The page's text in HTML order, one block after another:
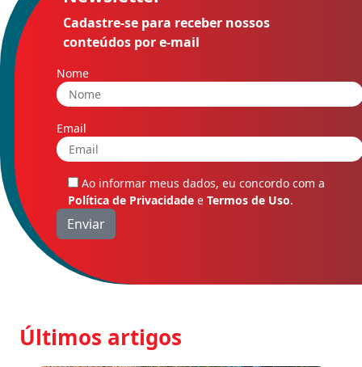
Cadastre-se para receber nossos
conteúdos por e-mail
Nome
Email
Ao informar meus dados, eu concordo com a
Política de Privacidade e Termos de Uso.
Últimos artigos